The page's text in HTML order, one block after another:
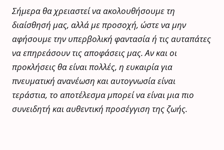
Σήμερα θα χρειαστεί να ακολουθήσουμε τη
διαίσθησή μας, αλλά με προσοχή, ώστε να μην
αφήσουμε την υπερβολική φαντασία ή τις αυταπάτες
να επηρεάσουν τις αποφάσεις μας. Αν και οι
προκλήσεις θα είναι πολλές, η ευκαιρία για
πνευματική ανανέωση και αυτογνωσία είναι
τεράστια, το αποτέλεσμα μπορεί να είναι μια πιο
συνειδητή και αυθεντική προσέγγιση της ζωής.